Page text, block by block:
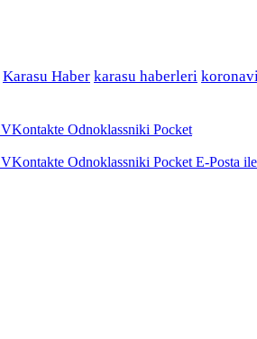
Karasu Haber karasu haberleri
VKontakte Odnoklassniki Pocket
VKontakte Odnoklassniki Pocket E-Posta